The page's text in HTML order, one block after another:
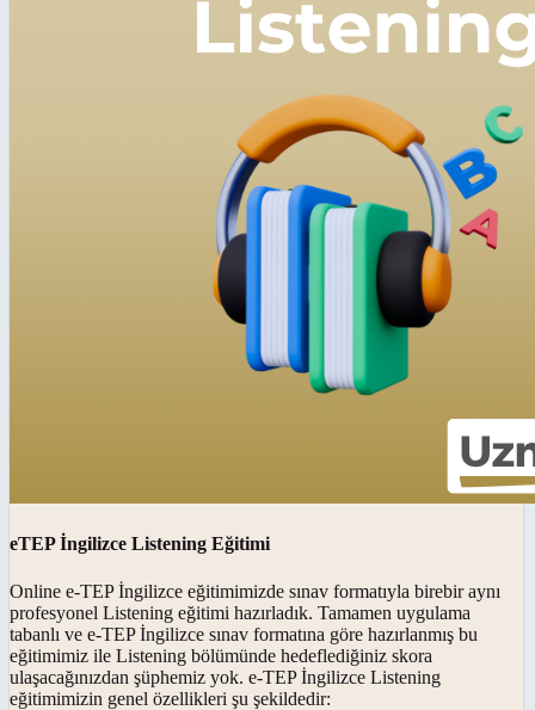
eTEP İngilizce Listening Eğitimi
Online e-TEP İngilizce eğitimimizde sınav formatıyla birebir aynı
profesyonel Listening eğitimi hazırladık. Tamamen uygulama
tabanlı ve e-TEP İngilizce sınav formatına göre hazırlanmış bu
eğitimimiz ile Listening bölümünde hedeflediğiniz skora
ulaşacağınızdan şüphemiz yok. e-TEP İngilizce Listening
eğitimimizin genel özellikleri şu şekildedir: